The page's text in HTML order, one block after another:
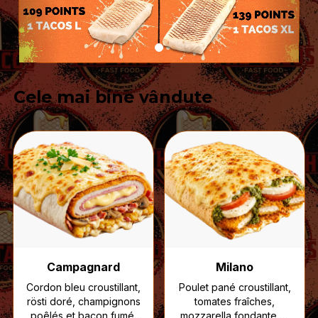
Cele mai bine vândute
Campagnard
Cordon bleu croustillant,
rösti doré, champignons
poêlés et bacon fumé,
Milano
Poulet pané croustillant,
tomates fraîches,
mozzarella fondante et